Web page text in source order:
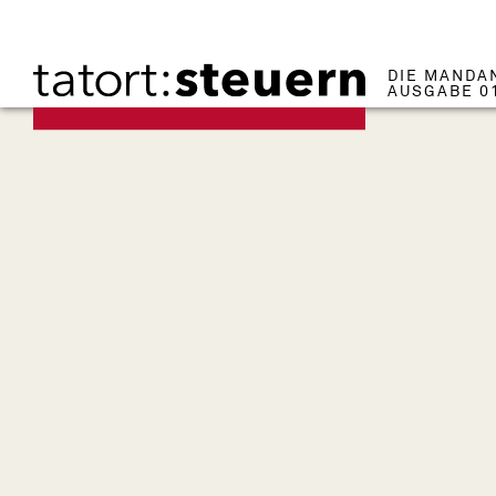
DIE
AUSGABE